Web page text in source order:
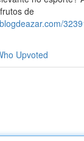
de
Upvoted